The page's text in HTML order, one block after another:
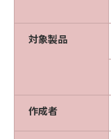
対象製品
作成者